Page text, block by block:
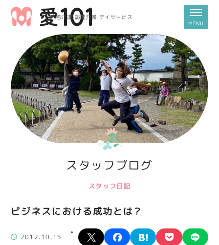
居宅介護・訪問介護・デイサービス
スタッフブログ
スタッフ日記
ビジネスにおける成功とは？
2012.10.15
X facebookhatena pocket